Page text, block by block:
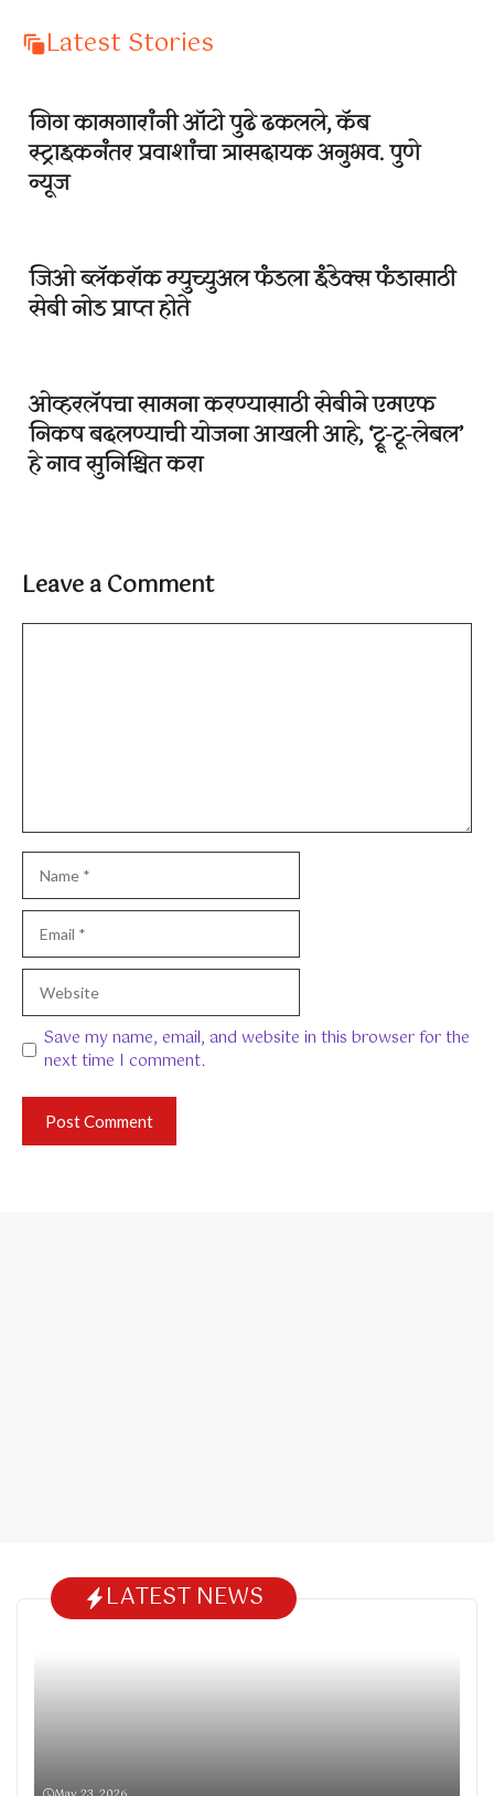
Latest Stories
गिग कामगारांनी ऑटो पुढे ढकलले, कॅब
स्ट्राइकनंतर प्रवाशांचा त्रासदायक अनुभव. पुणे
न्यूज
जिओ ब्लॅकरॉक म्युच्युअल फंडला इंडेक्स फंडासाठी
सेबी नोड प्राप्त होते
ओव्हरलॅपचा सामना करण्यासाठी सेबीने एमएफ
निकष बदलण्याची योजना आखली आहे, ‘ट्रू-टू-लेबल’
हे नाव सुनिश्चित करा
Leave a Comment
Comment
Name
Email
Website
Save my name, email, and website in this browser for the
next time I comment.
LATEST NEWS